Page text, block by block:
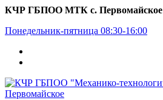
Перейти
содержимому
КЧР ГБПОО МТК с. Первомайское
Понедельник-пятница 08:30-16:00